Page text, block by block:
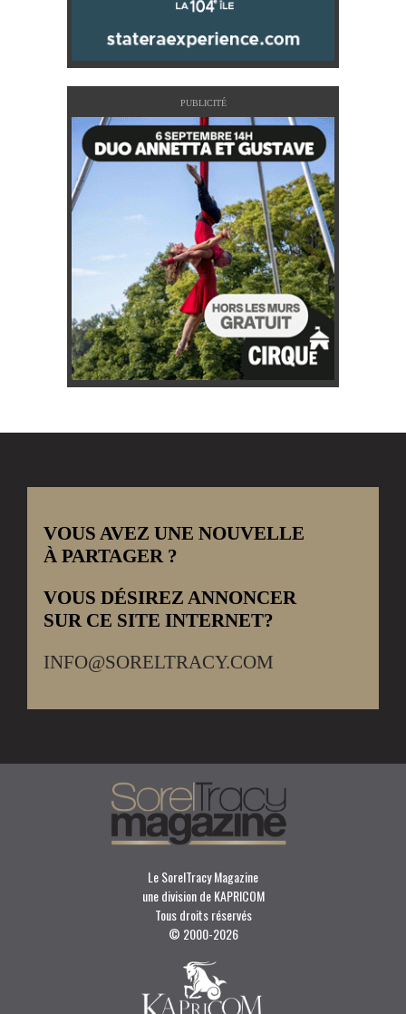
PUBLICITÉ
VOUS AVEZ UNE NOUVELLE
À PARTAGER ?
VOUS DÉSIREZ ANNONCER
SUR CE SITE INTERNET?
INFO@SORELTRACY.COM
Le SorelTracy Magazine
une division de KAPRICOM
Tous droits réservés
© 2000-2026